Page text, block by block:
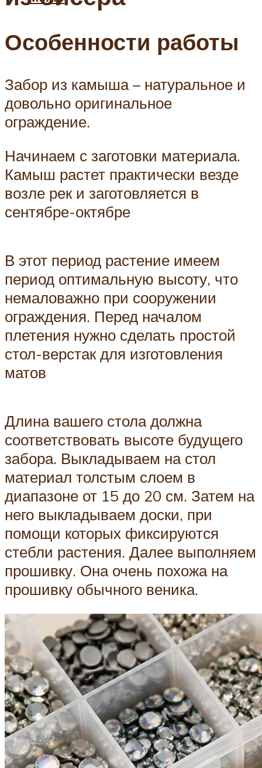
Особенности работы
Забор из камыша – натуральное и
довольно оригинальное
ограждение.
Начинаем с заготовки материала.
Камыш растет практически везде
возле рек и заготовляется в
сентябре-октябре
В этот период растение имеем
период оптимальную высоту, что
немаловажно при сооружении
ограждения. Перед началом
плетения нужно сделать простой
стол-верстак для изготовления
матов
Длина вашего стола должна
соответствовать высоте будущего
забора. Выкладываем на стол
материал толстым слоем в
диапазоне от 15 до 20 см. Затем на
него выкладываем доски, при
помощи которых фиксируются
стебли растения. Далее выполняем
прошивку. Она очень похожа на
прошивку обычного веника.